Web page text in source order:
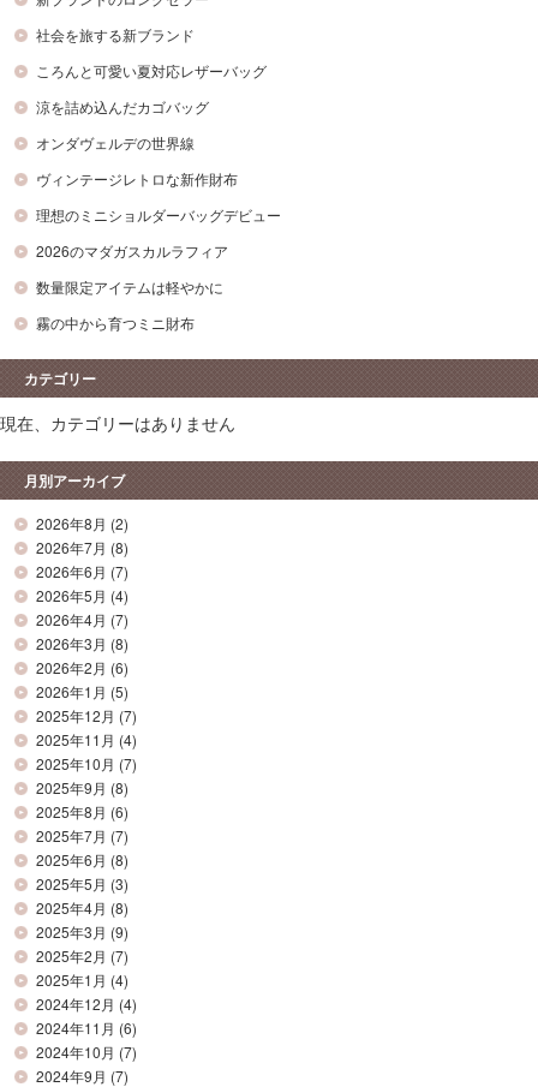
社会を旅する新ブランド
ころんと可愛い夏対応レザーバッグ
涼を詰め込んだカゴバッグ
オンダヴェルデの世界線
ヴィンテージレトロな新作財布
理想のミニショルダーバッグデビュー
2026のマダガスカルラフィア
数量限定アイテムは軽やかに
霧の中から育つミニ財布
カテゴリー
現在、カテゴリーはありません
月別アーカイブ
2026年8月 (2)
2026年7月 (8)
2026年6月 (7)
2026年5月 (4)
2026年4月 (7)
2026年3月 (8)
2026年2月 (6)
2026年1月 (5)
2025年12月 (7)
2025年11月 (4)
2025年10月 (7)
2025年9月 (8)
2025年8月 (6)
2025年7月 (7)
2025年6月 (8)
2025年5月 (3)
2025年4月 (8)
2025年3月 (9)
2025年2月 (7)
2025年1月 (4)
2024年12月 (4)
2024年11月 (6)
2024年10月 (7)
2024年9月 (7)